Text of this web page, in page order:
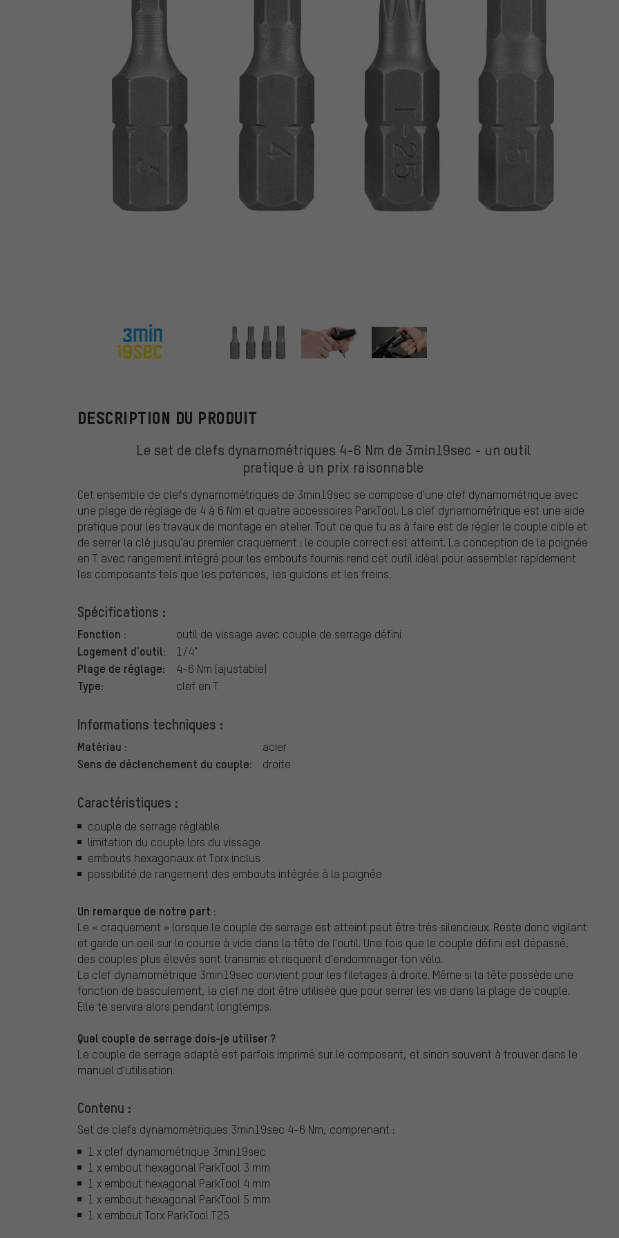
3min19sec
DESCRIPTION DU PRODUIT
Le set de clefs dynamométriques 4-6 Nm de 3min19sec - un outil
pratique à un prix raisonnable
Cet ensemble de clefs dynamométriques de 3min19sec se compose d'une clef dynamométrique avec
une plage de réglage de 4 à 6 Nm et quatre accessoires ParkTool. La clef dynamométrique est une aide
pratique pour les travaux de montage en atelier. Tout ce que tu as à faire est de régler le couple cible et
de serrer la clé jusqu'au premier craquement : le couple correct est atteint. La conception de la poignée
en T avec rangement intégré pour les embouts fournis rend cet outil idéal pour assembler rapidement
les composants tels que les potences, les guidons et les freins.
Spécifications :
Fonction : outil de vissage avec couple de serrage défini
Logement d'outil: 1/4"
Plage de réglage: 4-6 Nm (ajustable)
Type: clef en T
Informations techniques :
Matériau : acier
Sens de déclenchement du couple: droite
Caractéristiques :
couple de serrage réglable
limitation du couple lors du vissage
embouts hexagonaux et Torx inclus
possibilité de rangement des embouts intégrée à la poignée
Un remarque de notre part :
Le « craquement » lorsque le couple de serrage est atteint peut être très silencieux. Reste donc vigilant
et garde un oeil sur le course à vide dans la tête de l'outil. Une fois que le couple défini est dépassé,
des couples plus élevés sont transmis et risquent d'endommager ton vélo.
La clef dynamométrique 3min19sec convient pour les filetages à droite. Même si la tête possède une
fonction de basculement, la clef ne doit être utilisée que pour serrer les vis dans la plage de couple.
Elle te servira alors pendant longtemps.
Quel couple de serrage dois-je utiliser ?
Le couple de serrage adapté est parfois imprimé sur le composant, et sinon souvent à trouver dans le
manuel d'utilisation.
Contenu :
Set de clefs dynamométriques 3min19sec 4-6 Nm, comprenant :
1 x clef dynamométrique 3min19sec
1 x embout hexagonal ParkTool 3 mm
1 x embout hexagonal ParkTool 4 mm
1 x embout hexagonal ParkTool 5 mm
1 x embout Torx ParkTool T25